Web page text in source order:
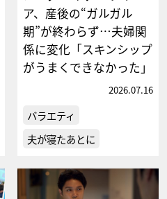
ア、産後の“ガルガル
期”が終わらず…夫婦関
係に変化「スキンシップ
がうまくできなかった」
2026.07.16
バラエティ
夫が寝たあとに